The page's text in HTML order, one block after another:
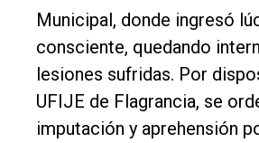
Municipal, donde ingresó
consciente, quedando
lesiones sufridas. Por
UFIJE de Flagrancia, se
imputación y aprehensión